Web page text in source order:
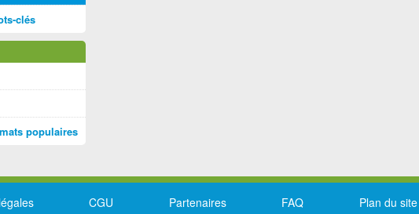
clés
populaires
CGU Partenaires FAQ Plan du site